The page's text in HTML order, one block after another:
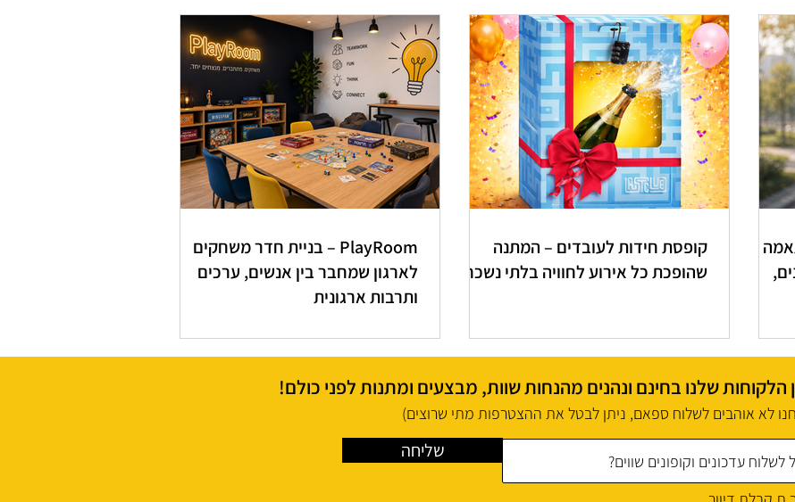
קופסת חידות לעובדים – המתנה
שהופכת כל אירוע לחוויה בלתי נשכחת
PlayRoom – בניית חדר משחקים
לארגון שמחבר בין אנשים, ערכים
ותרבות ארגונית
הלקוחות שלנו בחינם ונהנים מהנחות שוות, מבצעים ומתנות לפני כולם!
לא אוהבים לשלוח ספאם, ניתן לבטל את ההצטרפות מתי שרוצים)
שליחה